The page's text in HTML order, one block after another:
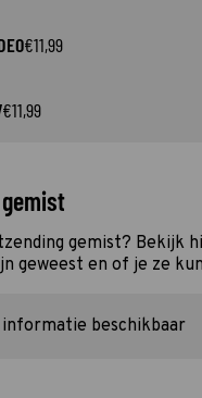
€11,99
€11,99
gemist? Bekijk
geweest en of je ze
beschikbaar